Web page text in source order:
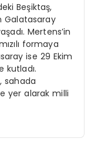
Beşiktaş,
Galatasaray
Mertens’in
formaya
ise 29 Ekim
kutladı.
sahada
yer alarak milli